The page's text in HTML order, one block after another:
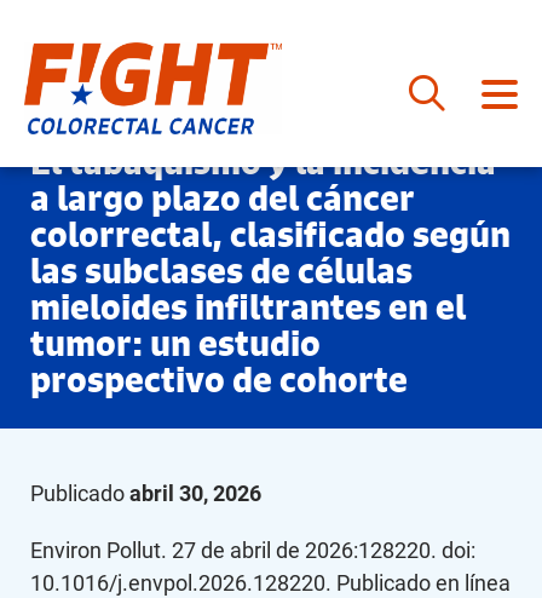
Saltar
al
contenido
El tabaquismo y la incidencia
a largo plazo del cáncer
colorrectal, clasificado según
las subclases de células
mieloides infiltrantes en el
tumor: un estudio
prospectivo de cohorte
Publicadoabril 30, 2026
Environ Pollut. 27 de abril de 2026:128220. doi:
10.1016/j.envpol.2026.128220. Publicado en línea